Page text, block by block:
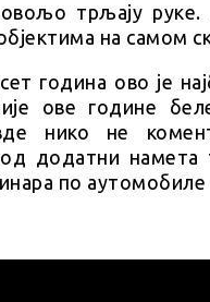
трљају
на самом
година ово је
ове године
нико не
додатни намета
по